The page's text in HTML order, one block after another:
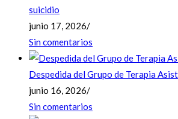
suicidio
junio 17, 2026/
Sin comentarios
Despedida del Grupo de Terapia
junio 16, 2026/
Sin comentarios